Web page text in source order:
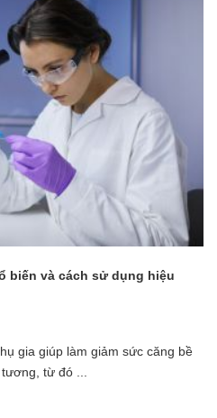
biến và cách sử dụng hiệu
gia giúp làm giảm sức căng bề
từ đó ...